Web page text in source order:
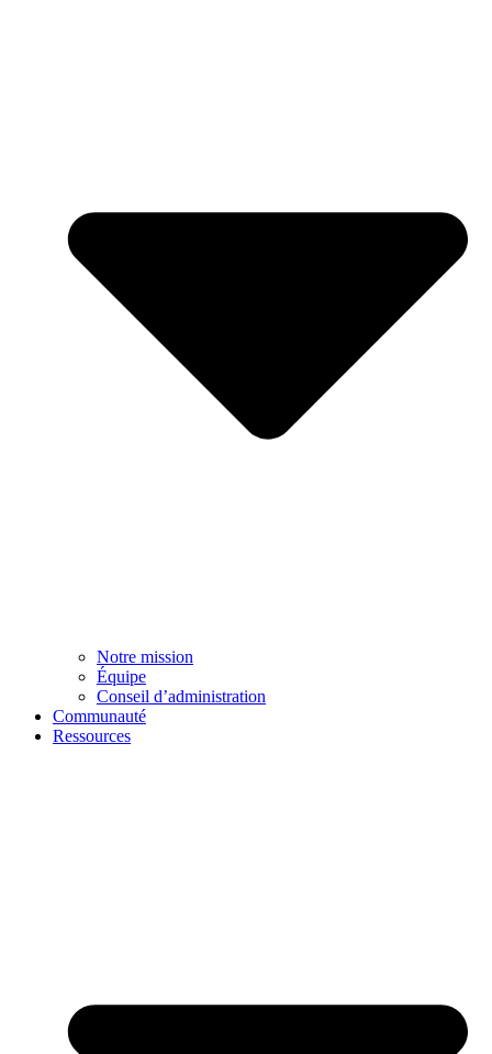
Notre mission
Équipe
Conseil d’administration
Communauté
Ressources